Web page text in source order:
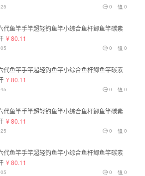
0
0
代鱼竿手竿超轻钓鱼竿小综合鱼杆鲫鱼竿碳素
¥ 80.11
0
0
代鱼竿手竿超轻钓鱼竿小综合鱼杆鲫鱼竿碳素
¥ 80.11
0
0
代鱼竿手竿超轻钓鱼竿小综合鱼杆鲫鱼竿碳素
¥ 80.11
0
0
代鱼竿手竿超轻钓鱼竿小综合鱼杆鲫鱼竿碳素
¥ 80.11
0
0